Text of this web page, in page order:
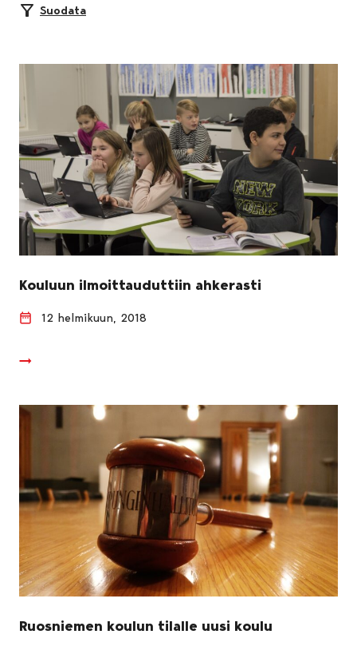
Suodata
Kouluun ilmoittauduttiin ahkerasti
12 helmikuun, 2018
Ruosniemen koulun tilalle uusi koulu